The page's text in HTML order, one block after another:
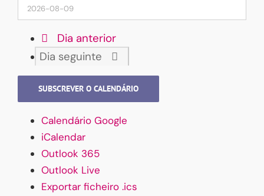
Dia anterior
Dia seguinte
SUBSCREVER O CALENDÁRIO
Calendário Google
iCalendar
Outlook 365
Outlook Live
Exportar ficheiro .ics